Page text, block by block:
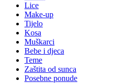
Lice
Make-up
Tijelo
Kosa
Muškarci
Bebe i djeca
Teme
Zaštita od sunca
Posebne ponude